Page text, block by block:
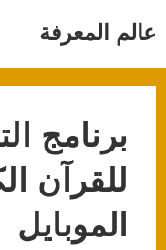
عالم المعرفة
برنامج
للقرآن
الموبايل